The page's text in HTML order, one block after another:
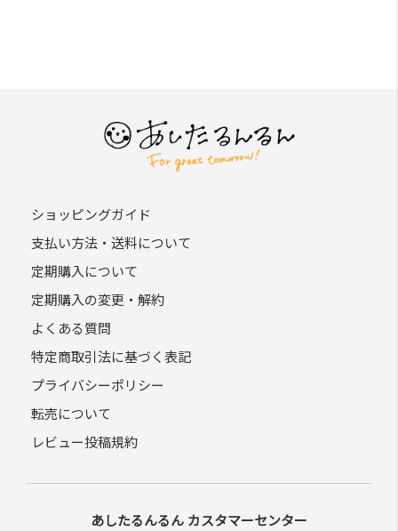
ショッピングガイド
支払い方法・送料について
定期購入について
定期購入の変更・解約
よくある質問
特定商取引法に基づく表記
プライバシーポリシー
転売について
レビュー投稿規約
あしたるんるん カスタマーセンター